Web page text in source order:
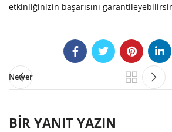
etkinliğinizin başarısını
Newer
BIR YANIT YAZIN